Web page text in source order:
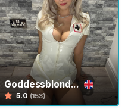
Goddessblond...
5.0 (153)